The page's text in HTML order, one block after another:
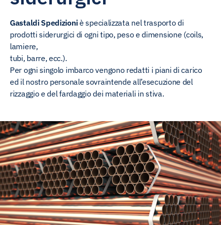
Gastaldi Spedizioniè specializzata nel trasporto di
prodotti siderurgici di ogni tipo, peso e dimensione (coils,
lamiere,
tubi, barre, ecc.).
Per ogni singolo imbarco vengono redatti i piani di carico
ed il nostro personale sovraintende all’esecuzione del
rizzaggio e del fardaggio dei materiali in stiva.